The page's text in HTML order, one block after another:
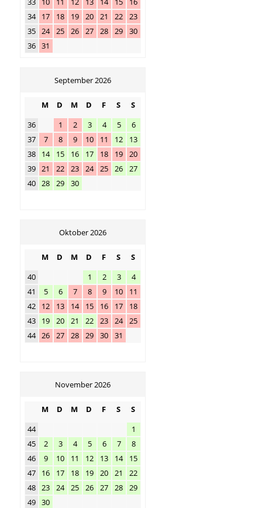
34
17 18 19 20 21 22
23
35 24 25 26 27 28 29
30
36 31
September 2026
M D M D F S
S
36
1 2 3 4 5
6
37
7 8 9 10 11 12
13
38
14 15 16 17 18 19
20
39 21 22 23 24 25 26
27
40 28 29 30
Oktober 2026
M D M D F S
S
40
1 2 3
4
41
5 6 7 8 9 10
11
42
12 13 14 15 16 17
18
43
19 20 21 22 23 24
25
44 26 27 28 29 30 31
November 2026
M D M D F S
S
44
1
45
2 3 4 5 6 7
8
46
9 10 11 12 13 14
15
47
16 17 18 19 20 21
22
48 23 24 25 26 27 28
29
49 30